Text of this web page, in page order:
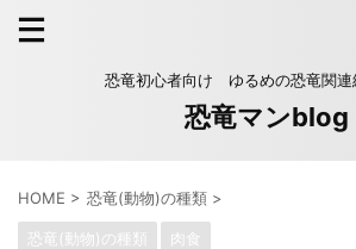
恐竜初心者向け ゆるめの恐竜関連
恐竜マンblog
HOME > 恐竜(動物)の種類 >
恐竜(動物)の種類 肉食